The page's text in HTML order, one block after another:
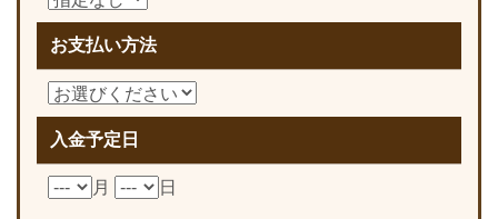
お支払い方法
入金予定日
月 日